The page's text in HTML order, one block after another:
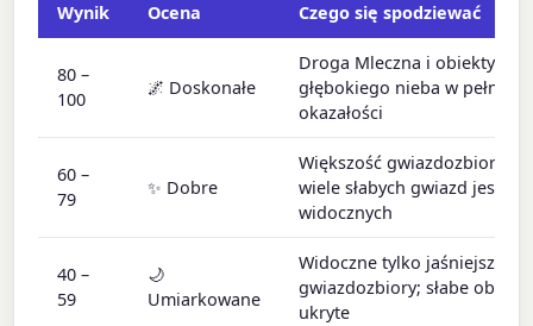
Wynik Ocena Czego się spodziewać
80 –
100
🌌 Doskonałe
Droga Mleczna i obiekty
głębokiego nieba w pełnej
okazałości
60 –
79
✨ Dobre
Większość gwiazdozbiorów i
wiele słabych gwiazd jest
widocznych
40 –
59
🌙
Umiarkowane
Widoczne tylko jaśniejsze
gwiazdozbiory; słabe
ukryte